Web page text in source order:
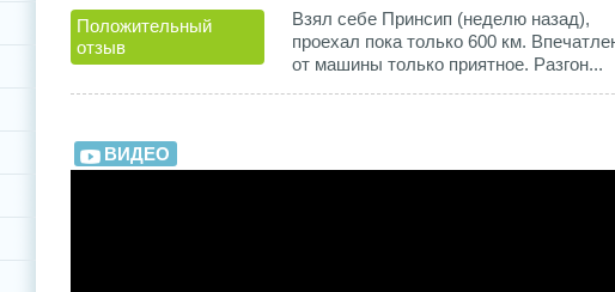
Положительный
отзыв
Взял себе Принсип (неделю назад),
проехал пока только 600 км.
от машины только приятное. Разгон...
ВИДЕО